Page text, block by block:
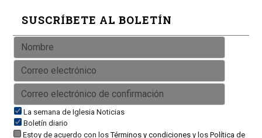
SUSCRÍBETE AL BOLETÍN
La semana de Iglesia Noticias
Boletín diario
Estoy de acuerdo con losTérminos y condicionesy los Política de